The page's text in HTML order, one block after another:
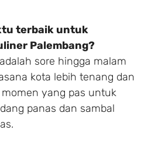
terbaik untuk
Palembang?
sore hingga malam
kota lebih tenang dan
yang pas untuk
panas dan sambal